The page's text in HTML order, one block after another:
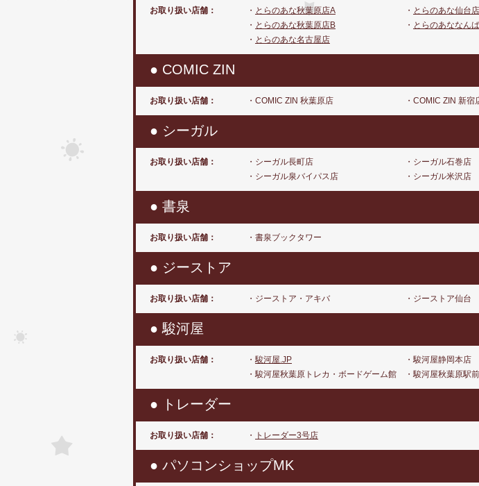
お取り扱い店舗： ・ とらのあな秋葉原店A
・ とらのあな秋葉原店B
・ とらのあな名古屋店
・ とらのあな仙台店
・ とらのあななん
● COMIC ZIN
お取り扱い店舗： ・COMIC ZIN 秋葉原店 ・COMIC ZIN 新宿
● シーガル
お取り扱い店舗：
・シーガル長町店
・シーガル泉バイパス店
・シーガル石巻店
・シーガル米沢店
● 書泉
お取り扱い店舗： ・書泉ブックタワー
● ジーストア
お取り扱い店舗： ・ジーストア・アキバ ・ジーストア仙台
● 駿河屋
お取り扱い店舗： ・駿河屋.JP
・駿河屋秋葉原トレカ・ボードゲーム館
・駿河屋静岡本店
・駿河屋秋葉原駅
● トレーダー
お取り扱い店舗： ・ トレーダー3号店
● パソコンショップMK